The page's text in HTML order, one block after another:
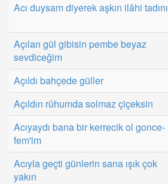
Acı duysam diyerek aşkın ilâhi tadını
Açılan gül gibisin pembe beyaz
sevdiceğim
Açıldı bahçede güller
Açıldın rûhumda solmaz çiçeksin
Acıyaydı bana bir kerrecik ol gonce-
fem'im
Acıyla geçti günlerin sana ışık çok
yakın